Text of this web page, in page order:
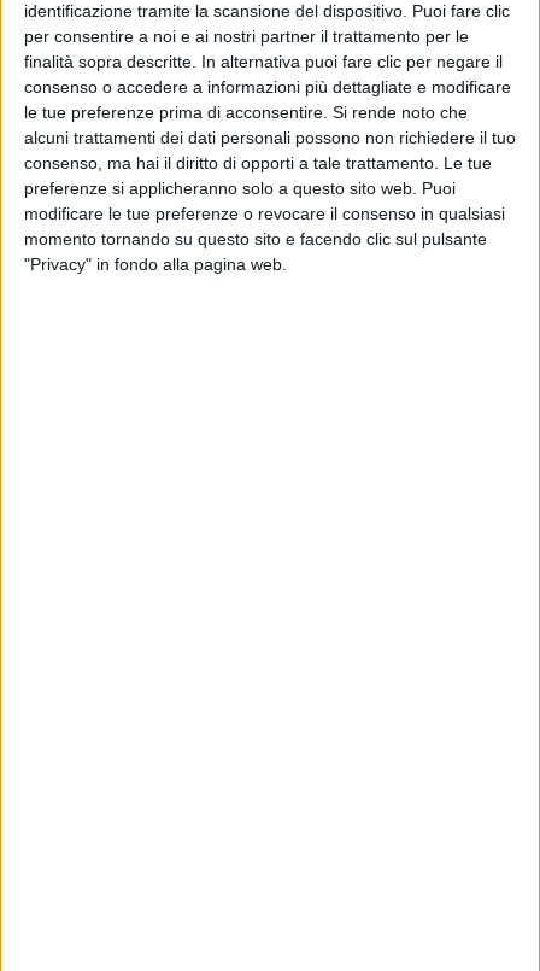
identificazione tramite la scansione del dispositivo. Puoi fare clic
per consentire a noi e ai nostri partner il trattamento per le
finalità sopra descritte. In alternativa puoi fare clic per negare il
consenso o accedere a informazioni più dettagliate e modificare
le tue preferenze prima di acconsentire. Si rende noto che
alcuni trattamenti dei dati personali possono non richiedere il tuo
consenso, ma hai il diritto di opporti a tale trattamento. Le tue
preferenze si applicheranno solo a questo sito web. Puoi
modificare le tue preferenze o revocare il consenso in qualsiasi
momento tornando su questo sito e facendo clic sul pulsante
"Privacy" in fondo alla pagina web.
Sono super orgoglioso e super felice di presentarvi i
soli e unici Tenores di Bitti. Sono incredibili, riescono
sempre a creare la magia: qui fuori, prima
dell’intervista, si sono messi a cantare ed è stato
bellissimo, anche in mezzo al rumore. Per stasera,
abbiamo una sorpresa per voi: ma non faremo
spoiler! Sul palco, devo stare attento stasera: perché
se li guardo mi distraggo. Perché sono bravissimi. Da
un niente creano qualcosa di magico.